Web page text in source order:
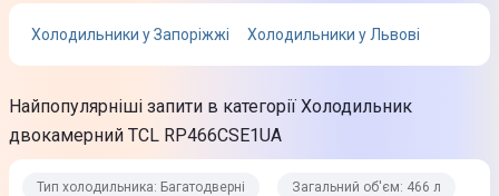
Річне енергоспоживання
294 кВт/рік
Клас енергоспоживання
Холодильники у Запоріжжі Холодильники у Львові
Найпопулярніші запити в категорії Холодильник
двокамерний TCL RP466CSE1UA
Тип холодильника: Багатодверні Загальний об'єм: 466 л